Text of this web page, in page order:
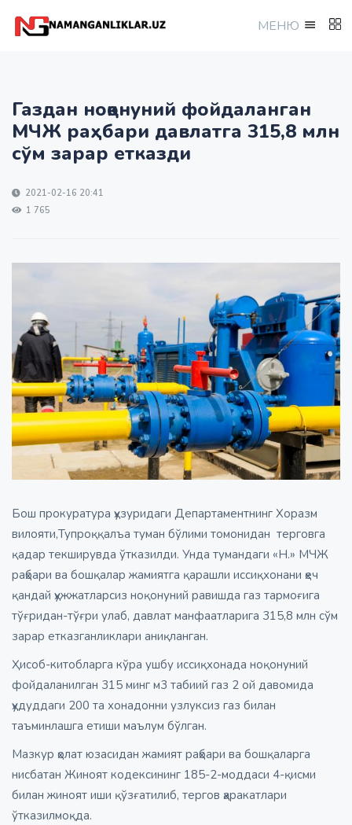
МEНЮ
Газдан ноқонуний фойдаланган
МЧЖ раҳбари давлатга 315,8 млн
сўм зарар етказди
2021-02-16 20:41
1 765
Бош прокуратура ҳузуридаги Департаментнинг Хоразм
вилояти,Тупроққалъа туман бўлими томонидан терговга
қадар текширувда ўтказилди. Унда тумандаги «H.» МЧЖ
раҳбари ва бошқалар жамиятга қарашли иссиқхонани ҳеч
қандай ҳужжатларсиз ноқонуний равишда газ тармоғига
тўғридан-тўғри улаб, давлат манфаатларига 315,8 млн сўм
зарар етказганликлари аниқланган.
Ҳисоб-китобларга кўра ушбу иссиқхонада ноқонуний
фойдаланилган 315 минг м3 табиий газ 2 ой давомида
ҳудуддаги 200 та хонадонни узлуксиз газ билан
таъминлашга етиши маълум бўлган.
Мазкур ҳолат юзасидан жамият раҳбари ва бошқаларга
нисбатан Жиноят кодексининг 185-2-моддаси 4-қисми
билан жиноят иши қўзғатилиб, тергов ҳаракатлари
ўтказилмоқда.